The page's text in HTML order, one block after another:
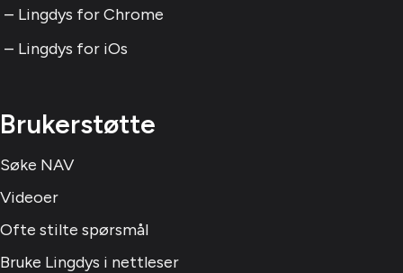
Lingdys for Chrome
Lingdys for iOs
Brukerstøtte
Søke NAV
Videoer
Ofte stilte spørsmål
Bruke Lingdys i nettleser